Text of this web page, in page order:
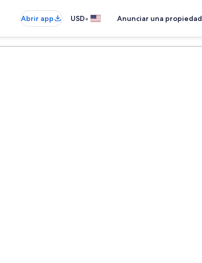
Abrir app USD• Anunciar una propiedad